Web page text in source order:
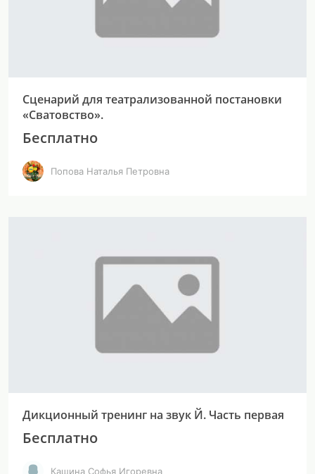
Сценарий для театрализованной постановки
«Сватовство».
Бесплатно
Попова Наталья Петровна
Дикционный тренинг на звук Й. Часть первая
Бесплатно
Кашина Софья Игоревна